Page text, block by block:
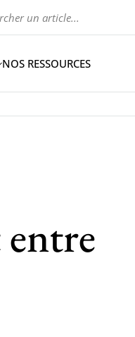
NOS RESSOURCES